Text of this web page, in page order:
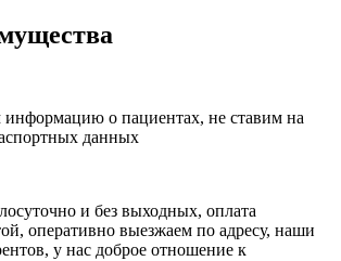
о пациентах, не ставим на
данных
и без выходных, оплата
оперативно выезжаем по адресу, наши
у нас доброе отношение к